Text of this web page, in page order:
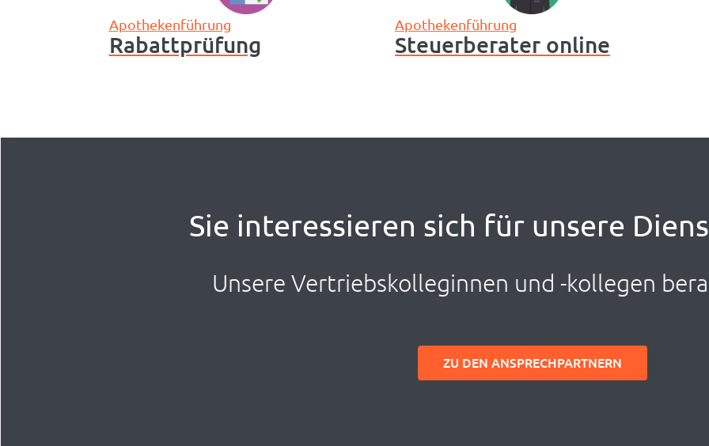
Apothekenführung
Rabattprüfung
Apothekenführung
Steuerberater online
Sie interessieren sich für unsere
Unsere Vertriebskolleginnen und -kollegen
ZU DEN ANSPRECHPARTNERN